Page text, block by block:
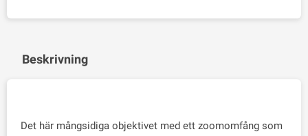
Beskrivning
Det här mångsidiga objektivet med ett zoomomfång som